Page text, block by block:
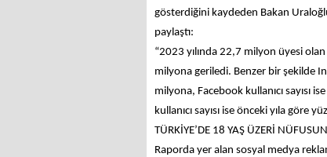
gösterdiğini kaydeden Bakan
paylaştı:
“2023 yılında 22,7 milyon üyesi
milyona geriledi. Benzer bir şekilde
milyona, Facebook kullanıcı sayısı
kullanıcı sayısı ise önceki yıla göre
TÜRKİYE’DE 18 YAŞ ÜZERİ
Raporda yer alan sosyal medya